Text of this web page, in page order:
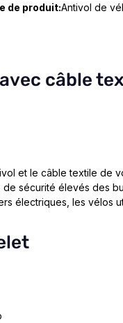
de produit:Antivol de
câble
et le câble textile de
sécurité élevés des
électriques, les vélos